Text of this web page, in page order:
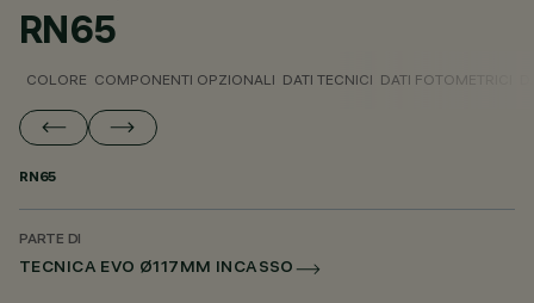
RN65
COLORE COMPONENTI OPZIONALI DATI TECNICI DATI FOTOMETRICI
RN65
PARTE DI
TECNICA EVO Ø117MM INCASSO